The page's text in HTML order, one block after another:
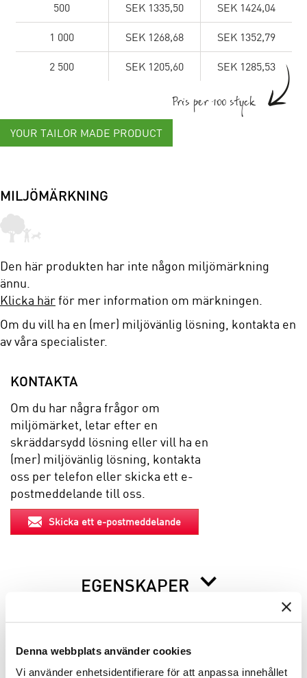
Denna webbplats använder cookies
Vi använder enhetsidentifierare för att anpassa innehållet
500 SEK 1335,50 SEK 1424,04
1 000 SEK 1268,68 SEK 1352,79
2 500 SEK 1205,60 SEK 1285,53
Pris per 100 styck
YOUR TAILOR MADE PRODUCT
MILJÖMÄRKNING
Den här produkten har inte någon miljömärkning
ännu.
Klicka härför mer information om märkningen.
Om du vill ha en (mer) miljövänlig lösning, kontakta en
av våra specialister.
KONTAKTA
Om du har några frågor om
miljömärket, letar efter en
skräddarsydd lösning eller vill ha en
(mer) miljövänlig lösning, kontakta
oss per telefon eller skicka ett e-
postmeddelande till oss.
Skicka ett e-postmeddelande
EGENSKAPER